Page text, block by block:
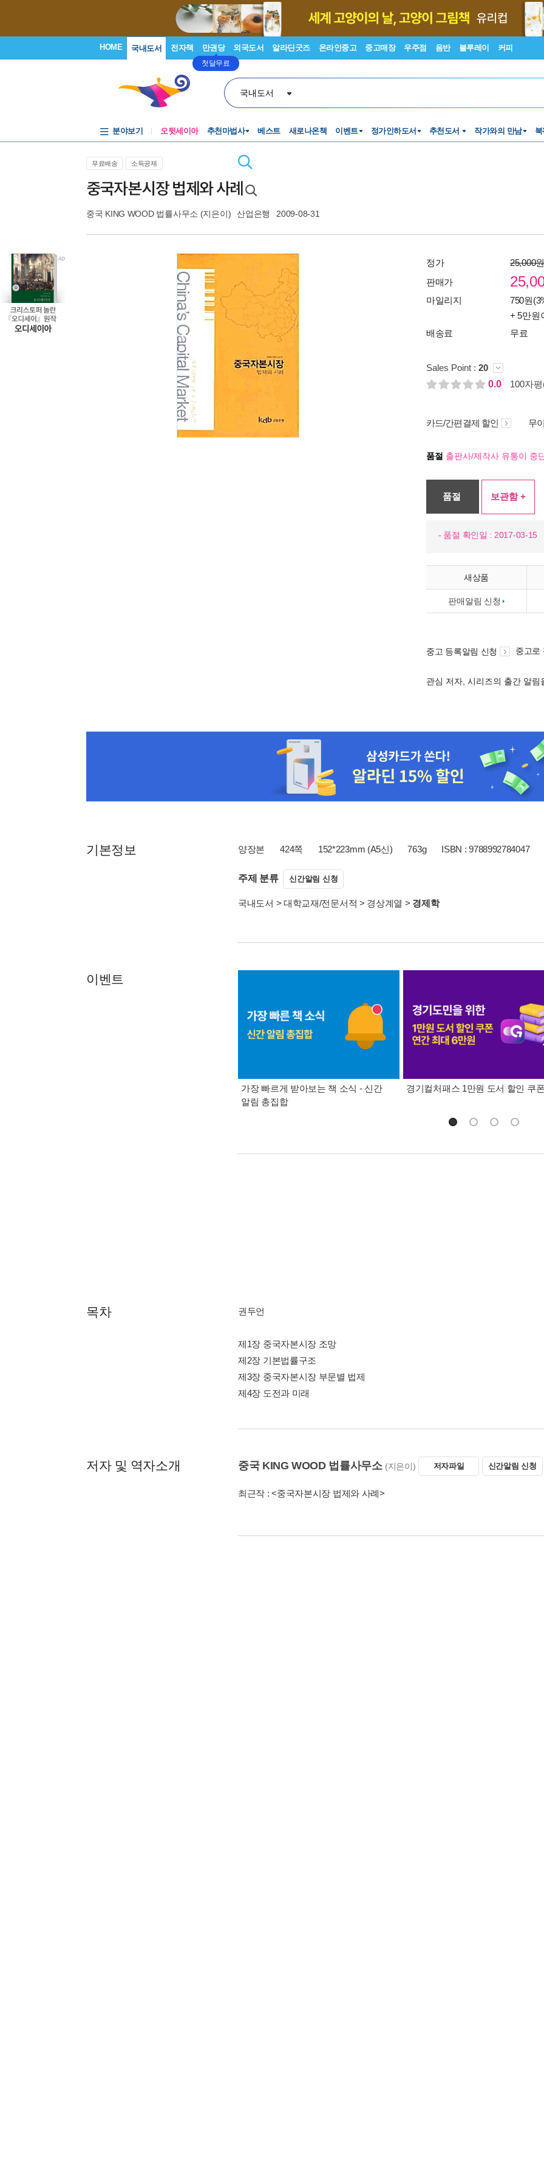
HOME 국내도서 전자책 만권당
첫달무료
외국도서 알라딘굿즈 온라인중고 중고매장 우주점 음반 블루레이 커피
국내도서
분야보기 오뒷세이아 추천마법사 베스트 새로나온책 이벤트 정가인하도서 추천도서 작가와의 만남
무료배송 소득공제
중국자본시장 법제와 사례
중국 KING WOOD 법률사무소 (지은이) 산업은행 2009-08-31
정가
25,000원
판매가
마일리지
750원
+ 5만원
배송료
무료
Sales Point : 20
0.0
100자
카드/간편결제 할인 무
품절 출판사/제작사 유통이 중
품절 보관함 +
- 품절 확인일 : 2017-03-15
새상품
판매알림 신청
중고 등록알림 신청 중고로
관심 저자, 시리즈의 출간 알림
기본정보 양장본 424쪽 152*223mm (A5신) 763g ISBN : 9788992784047
주제 분류 신간알림 신청
국내도서 > 대학교재/전문서적 > 경상계열 > 경제학
이벤트
가장 빠르게 받아보는 책 소식 - 신간
알림 총집합
경기컬처패스 1만원 도서 할인 쿠폰
목차 권두언
제1장 중국자본시장 조망
제2장 기본법률구조
제3장 중국자본시장 부문별 법제
제4장 도전과 미래
저자 및 역자소개 중국 KING WOOD 법률사무소 (지은이) 저자파일 신간알림 신청
최근작 :<중국자본시장 법제와 사례>